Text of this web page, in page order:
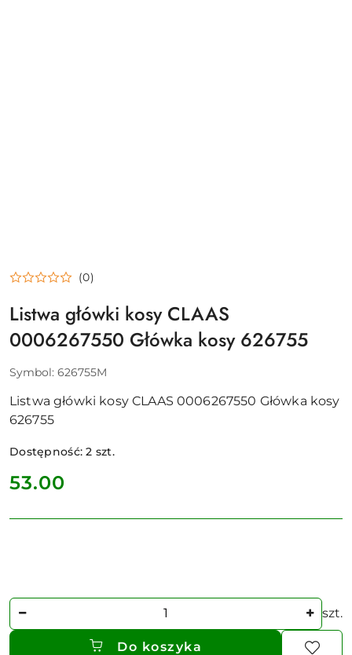
(0)
Listwa główki kosy CLAAS
0006267550 Główka kosy 626755
Symbol: 626755M
Listwa główki kosy CLAAS 0006267550 Główka kosy
626755
Dostępność:2 szt.
cena:
53.00
Ilość szt.
Do koszyka